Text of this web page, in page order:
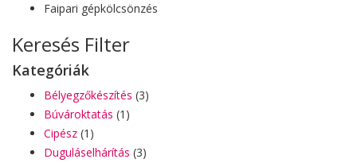
Faipari gépkölcsönzés
Keresés Filter
Kategóriák
Bélyegzőkészítés (3)
Búvároktatás (1)
Cipész (1)
Duguláselhárítás (3)